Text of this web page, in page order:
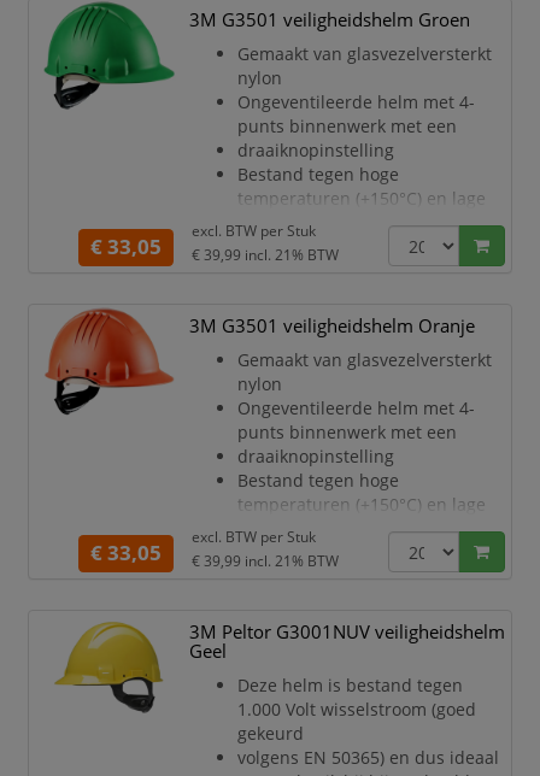
werken bij
laagspanningsinstallaties
Bescherming tegen gesmolten
metaal (MM-optie)
Verstelbaar binnenwerk: 53 t/m
62 cm
Kleur: rood
3M G3501 veiligheidshelm Groen
Gemaakt van glasvezelversterkt
nylon
Ongeventileerde helm met 4-
punts binnenwerk met een
draaiknopinstelling
Bestand tegen hoge
temperaturen (+150°C) en lage
temperaturen
(30°C)
Elektrisch geïsoleerd volgens EN
werken bij
laagspanningsinstallaties
Bescherming tegen gesmolten
metaal (MM-optie)
Verstelbaar binnenwerk: 53 t/m
62 cm
Kleur: groen
€ 33,05
excl. BTW per Stuk
€ 39,99 incl. 21% BTW
3M G3501 veiligheidshelm Oranje
Gemaakt van glasvezelversterkt
nylon
Ongeventileerde helm met 4-
punts binnenwerk met een
draaiknopinstelling
Bestand tegen hoge
temperaturen (+150°C) en lage
temperaturen
(30°C)
Elektrisch geïsoleerd volgens EN
werken bij
laagspanningsinstallaties
Bescherming tegen gesmolten
metaal (MM-optie)
Verstelbaar binnenwerk: 53 t/m
62 cm
Kleur: oranje
€ 33,05
excl. BTW per Stuk
€ 39,99 incl. 21% BTW
3M Peltor G3001NUV veiligheidshelm
Geel
Deze helm is bestand tegen
1.000 Volt wisselstroom (goed
gekeurd
volgens EN 50365) en dus ideaal